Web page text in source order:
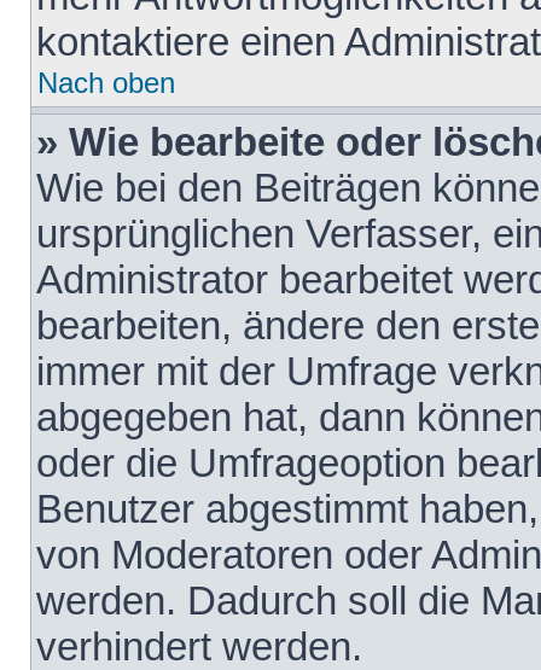
kontaktiere einen
Nach oben
» Wie bearbeite oder
Wie bei den Beiträgen
ursprünglichen Verfasser,
Administrator bearbeitet
bearbeiten, ändere den
immer mit der Umfrage
abgegeben hat, dann
oder die Umfrageoption
Benutzer abgestimmt
von Moderatoren oder
werden. Dadurch soll die
verhindert werden.